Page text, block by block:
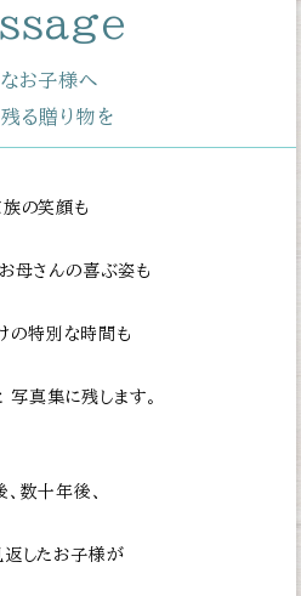
お子様へ
る贈り物を
族の笑顔も
母さんの喜ぶ姿も
の特別な時間も
写真集に残します。
数十年後、
したお子様が